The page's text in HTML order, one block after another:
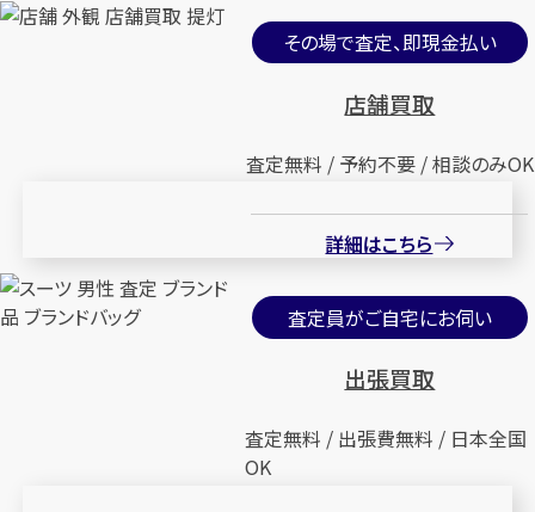
その場で査定、即現金払い
店舗買取
査定無料 / 予約不要 / 相談のみOK
詳細はこちら
査定員がご自宅にお伺い
出張買取
査定無料 / 出張費無料 / 日本全国
OK